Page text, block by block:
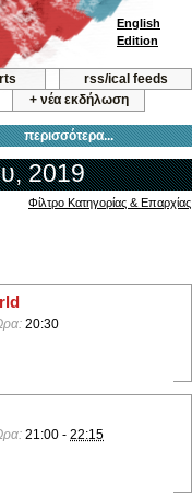
rss/ical feeds
+ νέα εκδήλωση
περισσότερα...
English
Edition
2019
Φίλτρο Κατηγορίας & Επαρχίας
20:30
21:00 - 22:15